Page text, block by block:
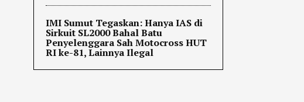
IMI Sumut Tegaskan: Hanya IAS di
Sirkuit SL2000 Bahal Batu
Penyelenggara Sah Motocross HUT
RI ke-81, Lainnya Ilegal